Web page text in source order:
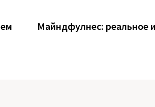
Майндфулнес: реальное